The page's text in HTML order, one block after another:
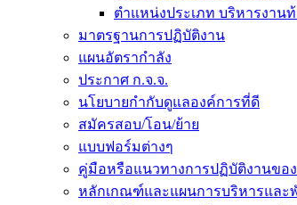
ตำแหน่งประเภท บริหารงาน
มาตรฐานการปฏิบัติงาน
แผนอัตรากำลัง
ประกาศ ก.จ.จ.
นโยบายกำกับดูแลองค์การที่ดี
สมัครสอบ/โอน/ย้าย
แบบฟอร์มต่างๆ
คู่มือหรือแนวทางการปฏิบัติงานขอ
หลักเกณฑ์และแผนการบริหารแล